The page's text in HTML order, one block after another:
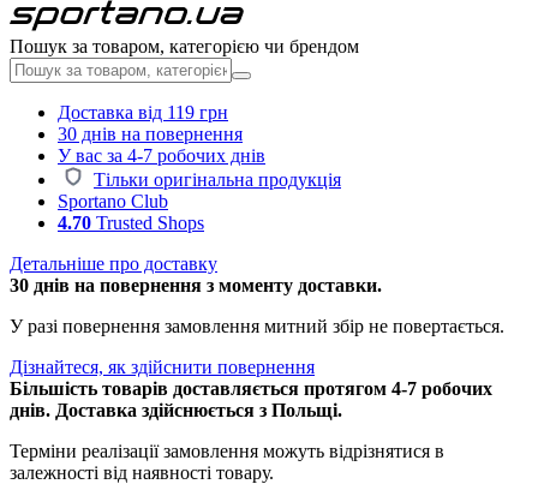
Пошук за товаром, категорією чи брендом
Доставка від 119 грн
30 днів на повернення
У вас за 4-7 робочих днів
Тільки оригінальна продукція
Sportano Club
4.70 Trusted Shops
Детальніше про доставку
30 днів на повернення з моменту доставки.
У разі повернення замовлення митний збір не повертається.
Дізнайтеся, як здійснити повернення
Більшість товарів доставляється протягом 4-7 робочих
днів. Доставка здійснюється з Польщі.
Терміни реалізації замовлення можуть відрізнятися в
залежності від наявності товару.